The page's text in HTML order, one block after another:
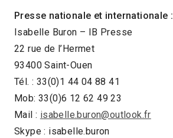
Presse nationale et internationale :
Isabelle Buron – IB Presse
22 rue de l’Hermet
93400 Saint-Ouen
Tél. : 33(0)1 44 04 88 41
Mob: 33(0)6 12 62 49 23
Mail : isabelle.buron@outlook.fr
Skype : isabelle.buron